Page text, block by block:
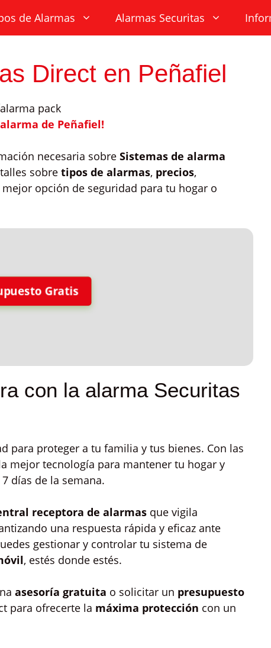
de Alarmas Alarmas Securitas
Direct en Peñafiel
de Peñafiel!
necesaria sobre Sistemas de alarma
sobre tipos de alarmas, precios,
mejor opción de seguridad para tu hogar o
Gratis
con la alarma Securitas
para proteger a tu familia y tus bienes. Con las
mejor tecnología para mantener tu hogar y
días de la semana.
receptora de alarmas que vigila
una respuesta rápida y eficaz ante
gestionar y controlar tu sistema de
, estés donde estés.
asesoría gratuita o solicitar un presupuesto
para ofrecerte la máxima protección con un